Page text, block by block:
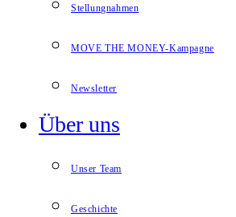
Stellungnahmen
MOVE THE MONEY-Kampagne
Newsletter
Über uns
Unser Team
Geschichte